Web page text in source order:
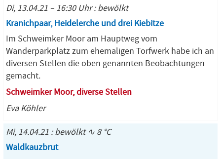
Di, 13.04.21 – 16:30 Uhr : bewölkt
Kranichpaar, Heidelerche und drei Kiebitze
Im Schweimker Moor am Hauptweg vom
Wanderparkplatz zum ehemaligen Torfwerk habe ich an
diversen Stellen die oben genannten Beobachtungen
gemacht.
Schweimker Moor, diverse Stellen
Eva Köhler
Mi, 14.04.21 : bewölkt ∿ 8 °C
Waldkauzbrut